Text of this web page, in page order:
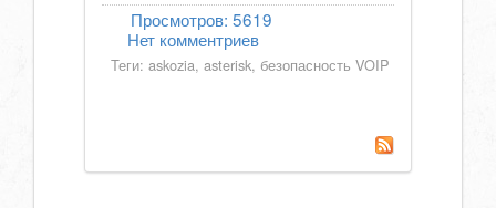
Просмотров: 5619
Нет комментриев
Теги: askozia, asterisk, безопасность VOIP